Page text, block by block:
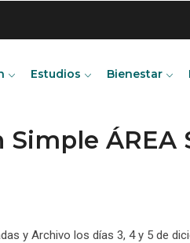
Estudios Bienestar
ÁREA
y Archivo los días 3, 4 y 5 de